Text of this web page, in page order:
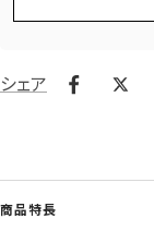
シェア
商品特長